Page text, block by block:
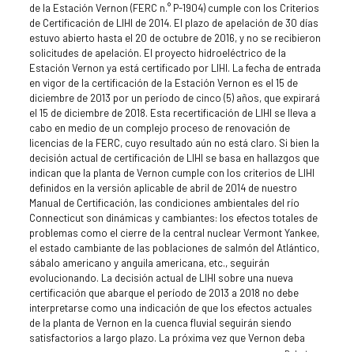
de la Estación Vernon (FERC n.° P-1904) cumple con los Criterios
de Certificación de LIHI de 2014. El plazo de apelación de 30 días
estuvo abierto hasta el 20 de octubre de 2016, y no se recibieron
solicitudes de apelación. El proyecto hidroeléctrico de la
Estación Vernon ya está certificado por LIHI. La fecha de entrada
en vigor de la certificación de la Estación Vernon es el 15 de
diciembre de 2013 por un período de cinco (5) años, que expirará
el 15 de diciembre de 2018. Esta recertificación de LIHI se lleva a
cabo en medio de un complejo proceso de renovación de
licencias de la FERC, cuyo resultado aún no está claro. Si bien la
decisión actual de certificación de LIHI se basa en hallazgos que
indican que la planta de Vernon cumple con los criterios de LIHI
definidos en la versión aplicable de abril de 2014 de nuestro
Manual de Certificación, las condiciones ambientales del río
Connecticut son dinámicas y cambiantes: los efectos totales de
problemas como el cierre de la central nuclear Vermont Yankee,
el estado cambiante de las poblaciones de salmón del Atlántico,
sábalo americano y anguila americana, etc., seguirán
evolucionando. La decisión actual de LIHI sobre una nueva
certificación que abarque el período de 2013 a 2018 no debe
interpretarse como una indicación de que los efectos actuales
de la planta de Vernon en la cuenca fluvial seguirán siendo
satisfactorios a largo plazo. La próxima vez que Vernon deba